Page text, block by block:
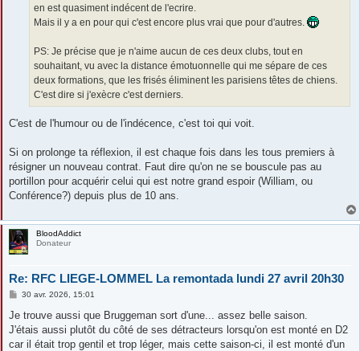
en est quasiment indécent de l'ecrire.
Mais il y a en pour qui c'est encore plus vrai que pour d'autres.
PS: Je précise que je n'aime aucun de ces deux clubs, tout en
souhaitant, vu avec la distance émotuonnelle qui me sépare de ces
deux formations, que les frisés éliminent les parisiens têtes de chiens.
C'est dire si j'exècre c'est derniers.
C'est de l'humour ou de l'indécence, c'est toi qui voit.
Si on prolonge ta réflexion, il est chaque fois dans les tous premiers à
résigner un nouveau contrat. Faut dire qu'on ne se bouscule pas au
portillon pour acquérir celui qui est notre grand espoir (William, ou
Conférence?) depuis plus de 10 ans.
BloodAddict
Donateur
Re: RFC LIEGE-LOMMEL La remontada lundi 27 avril 20h30
M
s
a
g
30 avr. 2026, 15:01
Je trouve aussi que Bruggeman sort d'une... assez belle saison.
J'étais aussi plutôt du côté de ses détracteurs lorsqu'on est monté en D2
car il était trop gentil et trop léger, mais cette saison-ci, il est monté d'un